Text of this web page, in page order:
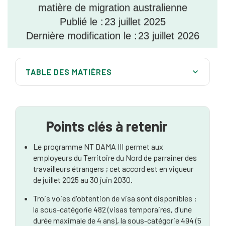
matière de migration australienne
Publié le : 23 juillet 2025
Dernière modification le : 23 juillet 2026
TABLE DES MATIÈRES
Critères d'éligibilité pour les employeurs
Processus d'accord de travail
Liste élargie des professions
Seuil de revenu pour les compétences de base
(CSIT) Concessions
Points clés à retenir
Le programme NT DAMA III permet aux
employeurs du Territoire du Nord de parrainer des
travailleurs étrangers ; cet accord est en vigueur
de juillet 2025 au 30 juin 2030.
Trois voies d'obtention de visa sont disponibles :
la sous-catégorie 482 (visas temporaires, d'une
durée maximale de 4 ans), la sous-catégorie 494 (5